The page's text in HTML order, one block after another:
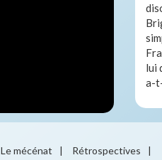
lui
a-
Le mécénat | Rétrospectives |